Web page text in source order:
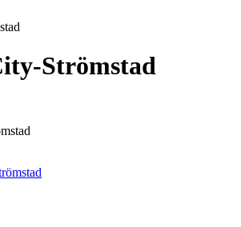
Strömstad